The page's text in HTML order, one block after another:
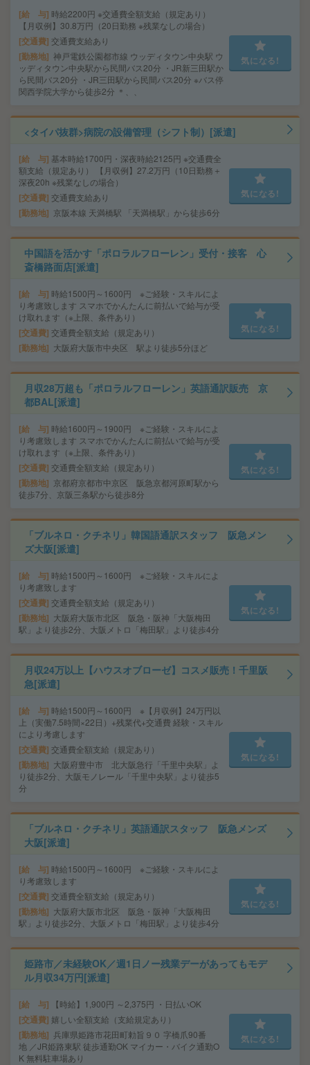
給 与 時給2200円 ※交通費全額支給（規定あり）
【月収例】30.8万円（20日勤務 ※残業なしの場合）
交通費 交通費支給あり
勤務地 神戸電鉄公園都市線 ウッディタウン中央駅 ウ
ッディタウン中央駅から民間バス20分 ・JR新三田駅か
ら民間バス20分 ・JR三田駅から民間バス20分 ※バス停
関西学院大学から徒歩2分 ＊、、
気になる!
<タイパ抜群>病院の設備管理（シフト制）[派遣]
給 与 基本時給1700円・深夜時給2125円 ※交通費全
額支給（規定あり） 【月収例】27.2万円（10日勤務＋
深夜20h ※残業なしの場合）
交通費 交通費支給あり
勤務地 京阪本線 天満橋駅 「天満橋駅」から徒歩6分
気になる!
中国語を活かす「ポロラルフローレン」受付・接客 心
斎橋路面店[派遣]
給 与 時給1500円～1600円 ※ご経験・スキルによ
り考慮致します スマホでかんたんに前払いで給与が受
け取れます（※上限、条件あり）
交通費 交通費全額支給（規定あり）
勤務地 大阪府大阪市中央区 駅より徒歩5分ほど
気になる!
月収28万超も「ポロラルフローレン」英語通訳販売 京
都BAL[派遣]
給 与 時給1600円～1900円 ※ご経験・スキルによ
り考慮致します スマホでかんたんに前払いで給与が受
け取れます（※上限、条件あり）
交通費 交通費全額支給（規定あり）
勤務地
京都府京都市中京区 阪急京都河原町駅から
徒歩7分、京阪三条駅から徒歩8分
気になる!
「ブルネロ・クチネリ」韓国語通訳スタッフ 阪急メン
ズ大阪[派遣]
給 与 時給1500円～1600円 ※ご経験・スキルによ
り考慮致します
交通費 交通費全額支給（規定あり）
勤務地
大阪府大阪市北区 阪急・阪神「大阪梅田
駅」より徒歩2分、大阪メトロ「梅田駅」より徒歩4分
気になる!
月収24万以上【ハウスオブローゼ】コスメ販売！千里阪
急[派遣]
給 与 時給1500円～1600円 ※【月収例】24万円以
上（実働7.5時間×22日）+残業代+交通費 経験・スキル
により考慮します
交通費 交通費全額支給（規定あり）
勤務地
大阪府豊中市 北大阪急行「千里中央駅」よ
り徒歩2分、大阪モノレール「千里中央駅」より徒歩5
分
気になる!
「ブルネロ・クチネリ」英語通訳スタッフ 阪急メンズ
大阪[派遣]
給 与 時給1500円～1600円 ※ご経験・スキルによ
り考慮致します
交通費 交通費全額支給（規定あり）
勤務地
大阪府大阪市北区 阪急・阪神「大阪梅田
駅」より徒歩2分、大阪メトロ「梅田駅」より徒歩4分
気になる!
姫路市／未経験OK／週1日ノー残業デーがあってもモデ
ル月収34万円[派遣]
給 与 【時給】1,900円 ～2,375円 ・日払いOK
交通費 嬉しい全額支給（支給規定あり）
勤務地 兵庫県姫路市花田町勅旨９０ 字橋爪90番
地 ／JR姫路東駅 徒歩通勤OK マイカー・バイク通勤O
K 無料駐車場あり
気になる!